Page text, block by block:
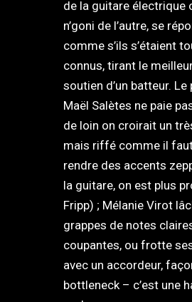
de la guitare électrique
n’goni de l’autre, se
comme s’ils s’étaient
connus, tirant le
soutien d’un batteur.
Maël Salètes ne paie
de loin on croirait un
mais riffé comme il
rendre des accents
la guitare, on est plus
Fripp) ; Mélanie Virot
grappes de notes
coupantes, ou frotte
avec un accordeur,
bottleneck – c’est une